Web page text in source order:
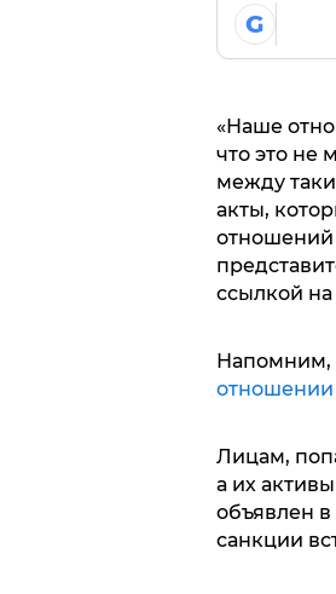
G
«Наше
что это не
между
акты,
отношений
ссылкой на
Напомним,
отношении
Лицам,
а их
объявлен
санкции